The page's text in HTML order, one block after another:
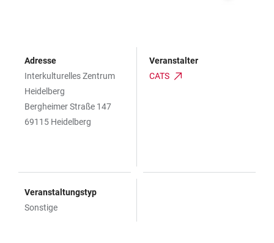
Adresse
Interkulturelles Zentrum
Heidelberg
Bergheimer Straße 147
69115 Heidelberg
Veranstalter
CATS
Veranstaltungstyp
Sonstige